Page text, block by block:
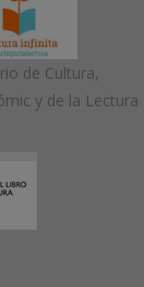
de Cultura,
y de la Lectura